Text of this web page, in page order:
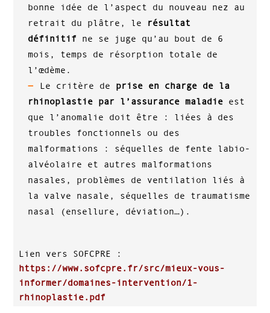
bonne idée de l’aspect du nouveau nez au
retrait du plâtre, le résultat
définitif ne se juge qu’au bout de 6
mois, temps de résorption totale de
l’œdème.
Le critère de prise en charge de la
rhinoplastie par l’assurance maladie est
que l’anomalie doit être : liées à des
troubles fonctionnels ou des
malformations : séquelles de fente labio-
alvéolaire et autres malformations
nasales, problèmes de ventilation liés à
la valve nasale, séquelles de traumatisme
nasal (ensellure, déviation…).
Lien vers SOFCPRE :
https://www.sofcpre.fr/src/mieux-vous-
informer/domaines-intervention/1-
rhinoplastie.pdf